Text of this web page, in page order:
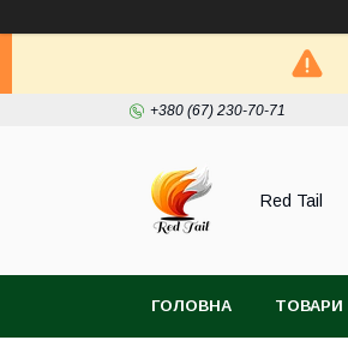
+380 (67) 230-70-71
Red Tail
ГОЛОВНА ТОВАРИ